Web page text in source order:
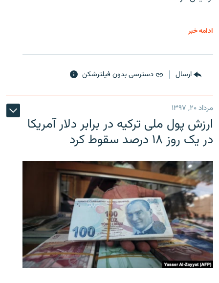
ادامه خبر
ارسال دسترسی بدون فیلترشکن
مرداد ۲۰, ۱۳۹۷
ارزش پول ملی ترکیه در برابر دلار آمریکا
در یک روز ۱۸ درصد سقوط کرد